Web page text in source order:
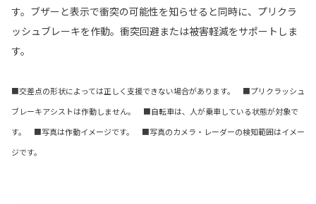
す。ブザーと表示で衝突の可能性を知らせると同時に、プリクラ
ッシュブレーキを作動。衝突回避または被害軽減をサポートしま
す。
■交差点の形状によっては正しく支援できない場合があります。 ■プリクラッシュ
ブレーキアシストは作動しません。 ■自転車は、人が乗車している状態が対象で
す。 ■写真は作動イメージです。 ■写真のカメラ・レーダーの検知範囲はイメー
ジです。